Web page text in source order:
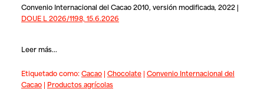
Convenio Internacional del Cacao 2010, versión modificada, 2022 |
DOUE L 2026/1198, 15.6.2026
Leer más...
Etiquetado como:Cacao| Chocolate| Convenio Internacional del
Cacao| Productos agrícolas